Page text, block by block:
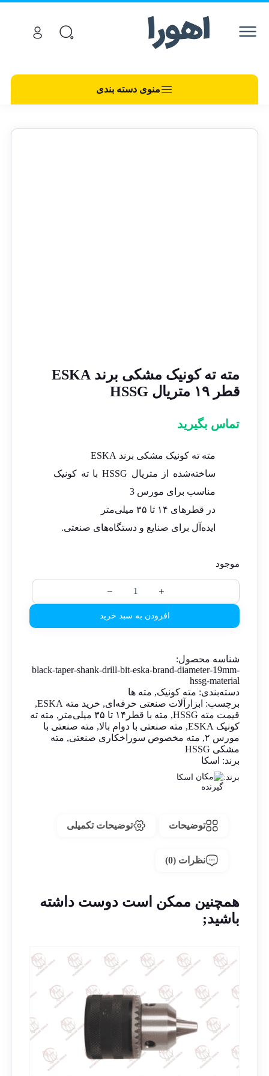
منوی دسته بندی
مته ته کونیک مشکی برند ESKA
قطر ۱۹ متریال HSSG
تماس بگیرید
مته ته کونیک مشکی برند ESKA
ساخته‌شده از متریال HSSG با ته کونیک
مناسب برای مورس 3
در قطرهای ۱۴ تا ۳۵ میلی‌متر
ایده‌آل برای صنایع و دستگاه‌های صنعتی.
موجود
افزودن به سبد خرید
شناسه محصول:
black-taper-shank-drill-bit-eska-brand-diameter-19mm-
hssg-material
دسته‌بندی: مته کونیک, مته ها
برچسب: ابزارآلات صنعتی حرفه‌ای, خرید مته ESKA
,
قیمت مته HSSG
, مته با قطر۱۴ تا ۳۵ میلی‌متر , مته ته
کونیک ESKA
, مته صنعتی با دوام بالا, مته صنعتی با
مورس ۲
, مته مخصوص سوراخکاری صنعتی, مته
مشکی HSSG
برند: اسکا
برند: اسکا
توضیحات توضیحات تکمیلی
نظرات (0)
همچنین ممکن است دوست داشته
باشید;